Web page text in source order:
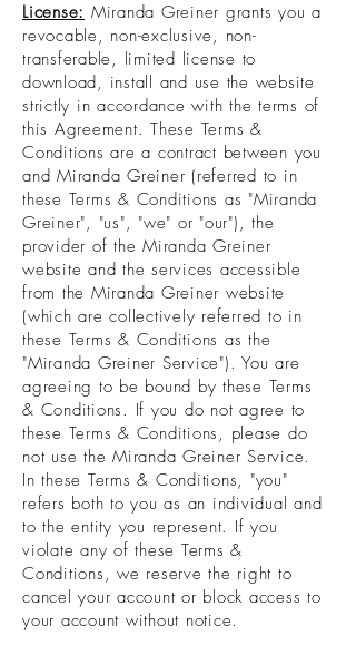
License: Miranda Greiner grants you a
revocable, non-exclusive, non-
transferable, limited license to
download, install and use the website
strictly in accordance with the terms of
this Agreement. These Terms &
Conditions are a contract between you
and Miranda Greiner (referred to in
these Terms & Conditions as "Miranda
Greiner", "us", "we" or "our"), the
provider of the Miranda Greiner
website and the services accessible
from the Miranda Greiner website
(which are collectively referred to in
these Terms & Conditions as the
"Miranda Greiner Service"). You are
agreeing to be bound by these Terms
& Conditions. If you do not agree to
these Terms & Conditions, please do
not use the Miranda Greiner Service.
In these Terms & Conditions, "you"
refers both to you as an individual and
to the entity you represent. If you
violate any of these Terms &
Conditions, we reserve the right to
cancel your account or block access to
your account without notice.